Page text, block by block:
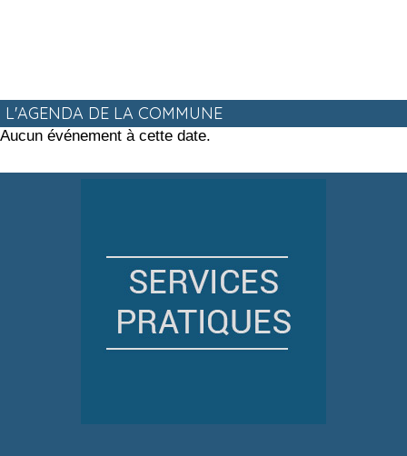
L'AGENDA DE LA COMMUNE
Aucun événement à cette date.